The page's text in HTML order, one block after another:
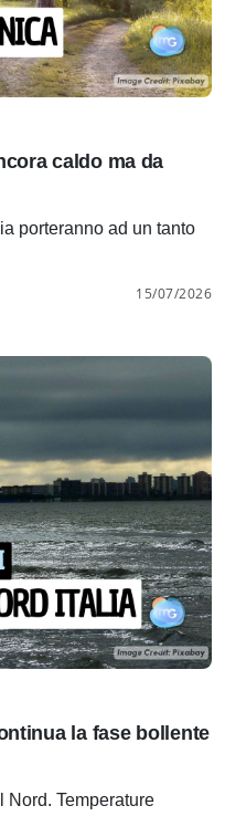
caldo ma da
porteranno ad un tanto
15/07/2026
la fase bollente
Nord. Temperature